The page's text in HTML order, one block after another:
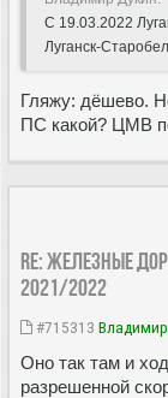
С 19.03.2022
Луганск-
Гляжу: дёшево.
ПС какой? ЦМВ
Re: Железные
2021/2022
#715313
Оно так там и
разрешенной